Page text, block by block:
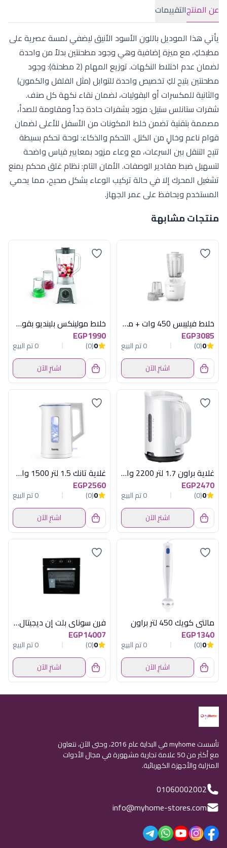
عن المنتجالتقييمات
يأتي هذا الموديل باللون الأسود الأنيق ليضفي لمسة عصرية على
مطبخكِ، مع ميزة إضافية وهي وجود مطحنتين بدلاً من واحدة
لضمان عدم اختلاط النكهات. توزيع المهام (2 مطحنة): وجود
مطحنتين يتيح لكِ تخصيص واحدة للتوابل (مثل الفلفل والكمون)
والثانية للمكسرات أو البقوليات، لضمان نقاء نكهة كل صنف.
شفرات ستانلس ستيل: مزود بشفرات حادة جداً ومقاومة للصدأ،
مصممة بتقنية تضمن خلط المكونات من الأسفل للأعلى لضمان
قوام ناعم وخالٍ من الكتل. التحكم والذكاء: لوحة تحكم بسيطة
تتيح التنقل بين السرعات، مع وعاء مزود بمعايير قياس واضحة
لتسهيل ضبط مقادير الوصفات. الأمان التام: نظام غلق محكم يمنع
تشغيل المحرك إلا في حالة تركيب الوعاء بشكل صحيح، مما يحمي
المستخدم ويحافظ على عمر الجهاز.
منتجات مشابهة
خلاط فيليبس 450 وات + مطحنة
EGP3085
0
(0)
0 تم البيع
اشترِ الآن
خلاط مولينكس بلينديو بقوة 450 وات، سعة 1.25 لتر - أبيض (LM2C3126)
EGP1990
0
(0)
0 تم البيع
اشترِ الآن
غلاية براون 1.7 لتر 2200 وات ابيض
EGP2470
0
(0)
0 تم البيع
اشترِ الآن
غلاية تانك 1.5 لتر 1500 وات فضى
EGP2560
0
(0)
0 تم البيع
اشترِ الآن
مالتى كويك 450 لتر براون
EGP1340
0
(0)
0 تم البيع
اشترِ الآن
فرن سوناى بلت إن ديجيتال 60*60 سم - بخاصية القلاية الهوائية (خامات إيطالية)
EGP14007
0
(0)
0 تم البيع
اشترِ الآن
تأسست myhome في البداية عام 2016، وحتى الآن، نتعاون
مع أكثر من 50 علامة تجارية مشهورة في مجال الأدوات
المنزلية والأجهزة الكهربائية.
01060002002
info@myhome-stores.com